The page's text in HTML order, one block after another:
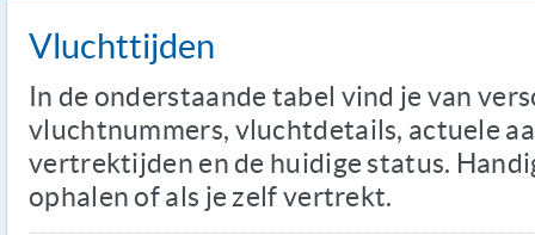
Vluchttijden
In de onderstaande tabel vind je van
vluchtnummers, vluchtdetails, actuele
vertrektijden en de huidige status.
ophalen of als je zelf vertrekt.